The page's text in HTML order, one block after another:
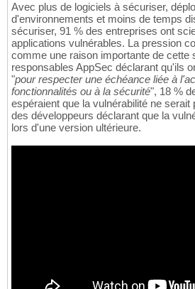
Avec plus de logiciels à sécuriser,
d'environnements et moins de temps
sécuriser, 91 % des entreprises ont
applications vulnérables. La pression
comme une raison importante de cette
responsables AppSec déclarant qu'ils
"pour respecter une échéance liée à
fonctionnalités ou à la sécurité", 18 %
espéraient que la vulnérabilité ne serait
des développeurs déclarant que la
lors d'une version ultérieure.